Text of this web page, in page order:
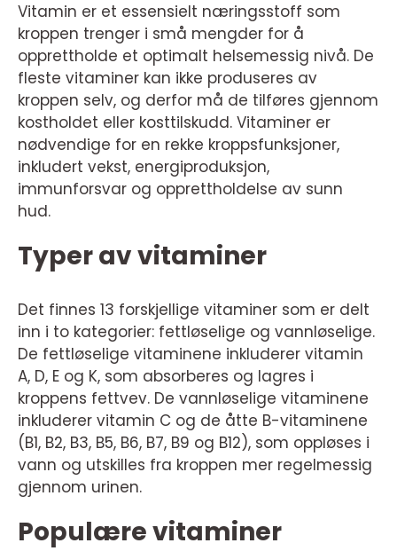
Vitamin er et essensielt næringsstoff som
kroppen trenger i små mengder for å
opprettholde et optimalt helsemessig nivå. De
fleste vitaminer kan ikke produseres av
kroppen selv, og derfor må de tilføres gjennom
kostholdet eller kosttilskudd. Vitaminer er
nødvendige for en rekke kroppsfunksjoner,
inkludert vekst, energiproduksjon,
immunforsvar og opprettholdelse av sunn
hud.
Typer av vitaminer
Det finnes 13 forskjellige vitaminer som er delt
inn i to kategorier: fettløselige og vannløselige.
De fettløselige vitaminene inkluderer vitamin
A, D, E og K, som absorberes og lagres i
kroppens fettvev. De vannløselige vitaminene
inkluderer vitamin C og de åtte B-vitaminene
(B1, B2, B3, B5, B6, B7, B9 og B12), som oppløses i
vann og utskilles fra kroppen mer regelmessig
gjennom urinen.
Populære vitaminer